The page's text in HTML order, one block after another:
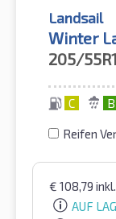
Landsail
Winter
205/
C B
Reifen
€ 108,79
AUF